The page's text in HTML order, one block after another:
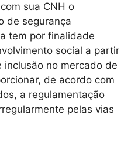
sua CNH o
de segurança
tem por finalidade
social a partir
no mercado de
de acordo com
a regulamentação
pelas vias